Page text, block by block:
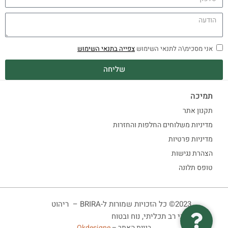
אני מסכימ\ה לתנאי השימוש צפייה בתנאי השימוש
שליחה
תמיכה
תקנון אתר
מדיניות משלוחים החלפות והחזרות
מדיניות פרטיות
הצהרת נגישות
טופס תלונה
2023© כל הזכויות שמורות ל-BRIRA – ריהוט
ביתי רב תכליתי, נוח ובטוח